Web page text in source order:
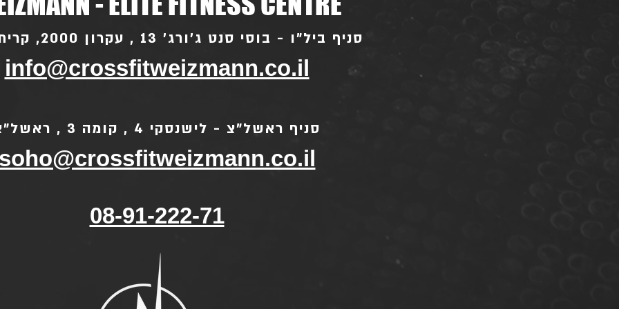
סניף ביל"ו - בוסי סנט ג'ורג' 13 , עקרון 2000, קרית עקרון
info@crossfitweizmann.co.il
סניף ראשל"צ - לישנסקי 4 , קומה 3 , ראשל"צ
soho@crossfitweizmann.co.il
08-91-222-71